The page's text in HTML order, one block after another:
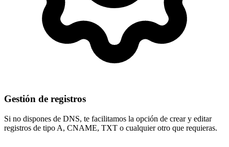
Gestión de registros
Si no dispones de DNS, te facilitamos la opción de crear y editar
registros de tipo A, CNAME, TXT o cualquier otro que requieras.